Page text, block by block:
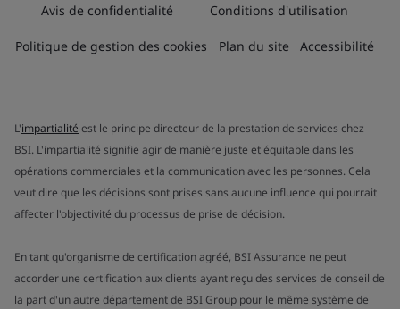
Avis de confidentialité Conditions d'utilisation
Politique de gestion des cookies Plan du site Accessibilité
L'impartialité est le principe directeur de la prestation de services chez
BSI. L'impartialité signifie agir de manière juste et équitable dans les
opérations commerciales et la communication avec les personnes. Cela
veut dire que les décisions sont prises sans aucune influence qui pourrait
affecter l'objectivité du processus de prise de décision.
En tant qu'organisme de certification agréé, BSI Assurance ne peut
accorder une certification aux clients ayant reçu des services de conseil de
la part d'un autre département de BSI Group pour le même système de